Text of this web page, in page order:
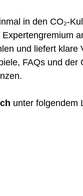
in den CO₂-
und lie­fert
FAQs und
unter fol­gen­dem